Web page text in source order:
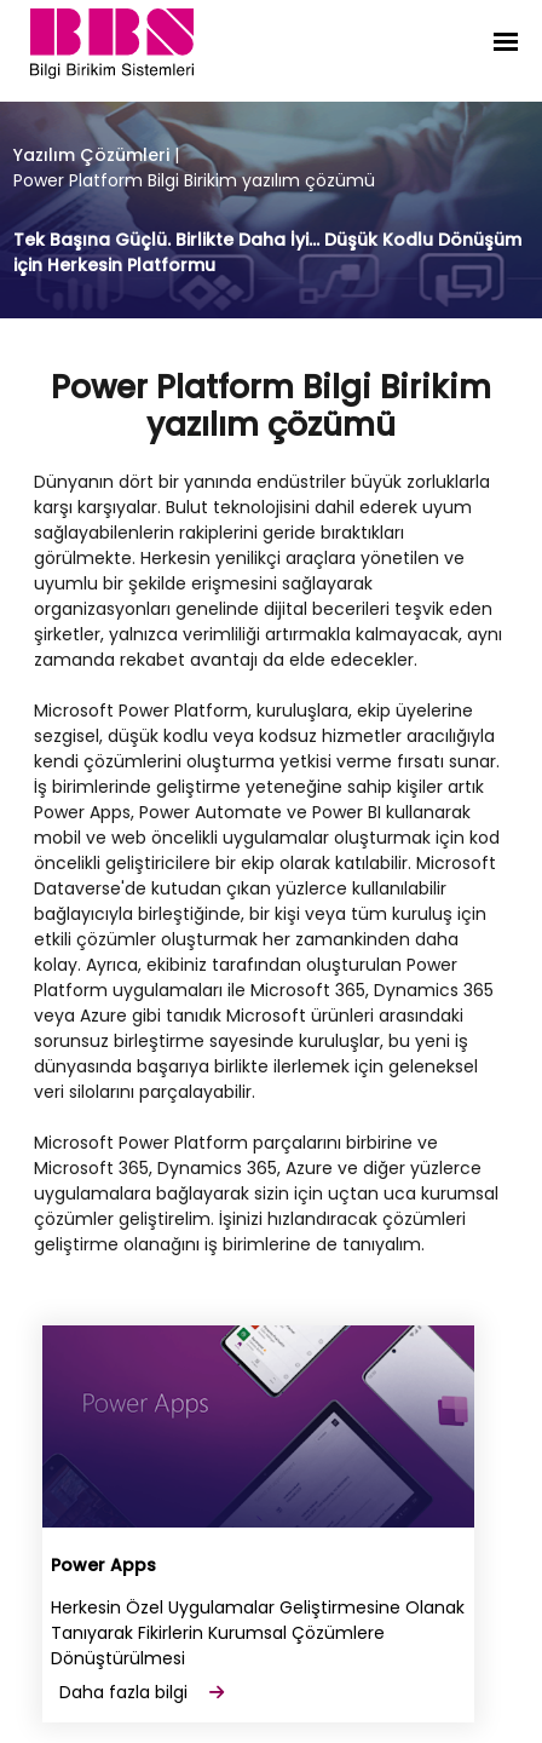
Power Platform Bilgi Birikim
Yazılım Çözümleri |
Power Platform Bilgi Birikim yazılım çözümü
Tek Başına Güçlü. Birlikte Daha İyi... Düşük Kodlu Dönüşüm
için Herkesin Platformu
Power Platform Bilgi Birikim
yazılım çözümü
Dünyanın dört bir yanında endüstriler büyük zorluklarla
karşı karşıyalar. Bulut teknolojisini dahil ederek uyum
sağlayabilenlerin rakiplerini geride bıraktıkları
görülmekte. Herkesin yenilikçi araçlara yönetilen ve
uyumlu bir şekilde erişmesini sağlayarak
organizasyonları genelinde dijital becerileri teşvik eden
şirketler, yalnızca verimliliği artırmakla kalmayacak, aynı
zamanda rekabet avantajı da elde edecekler.
Microsoft Power Platform, kuruluşlara, ekip üyelerine
sezgisel, düşük kodlu veya kodsuz hizmetler aracılığıyla
kendi çözümlerini oluşturma yetkisi verme fırsatı sunar.
İş birimlerinde geliştirme yeteneğine sahip kişiler artık
Power Apps, Power Automate ve Power BI kullanarak
mobil ve web öncelikli uygulamalar oluşturmak için kod
öncelikli geliştiricilere bir ekip olarak katılabilir. Microsoft
Dataverse'de kutudan çıkan yüzlerce kullanılabilir
bağlayıcıyla birleştiğinde, bir kişi veya tüm kuruluş için
etkili çözümler oluşturmak her zamankinden daha
kolay. Ayrıca, ekibiniz tarafından oluşturulan Power
Platform uygulamaları ile Microsoft 365, Dynamics 365
veya Azure gibi tanıdık Microsoft ürünleri arasındaki
sorunsuz birleştirme sayesinde kuruluşlar, bu yeni iş
dünyasında başarıya birlikte ilerlemek için geleneksel
veri silolarını parçalayabilir.
Microsoft Power Platform parçalarını birbirine ve
Microsoft 365, Dynamics 365, Azure ve diğer yüzlerce
uygulamalara bağlayarak sizin için uçtan uca kurumsal
çözümler geliştirelim. İşinizi hızlandıracak çözümleri
geliştirme olanağını iş birimlerine de tanıyalım.
Power Apps
Herkesin Özel Uygulamalar Geliştirmesine Olanak
Tanıyarak Fikirlerin Kurumsal Çözümlere
Dönüştürülmesi
Daha fazla bilgi